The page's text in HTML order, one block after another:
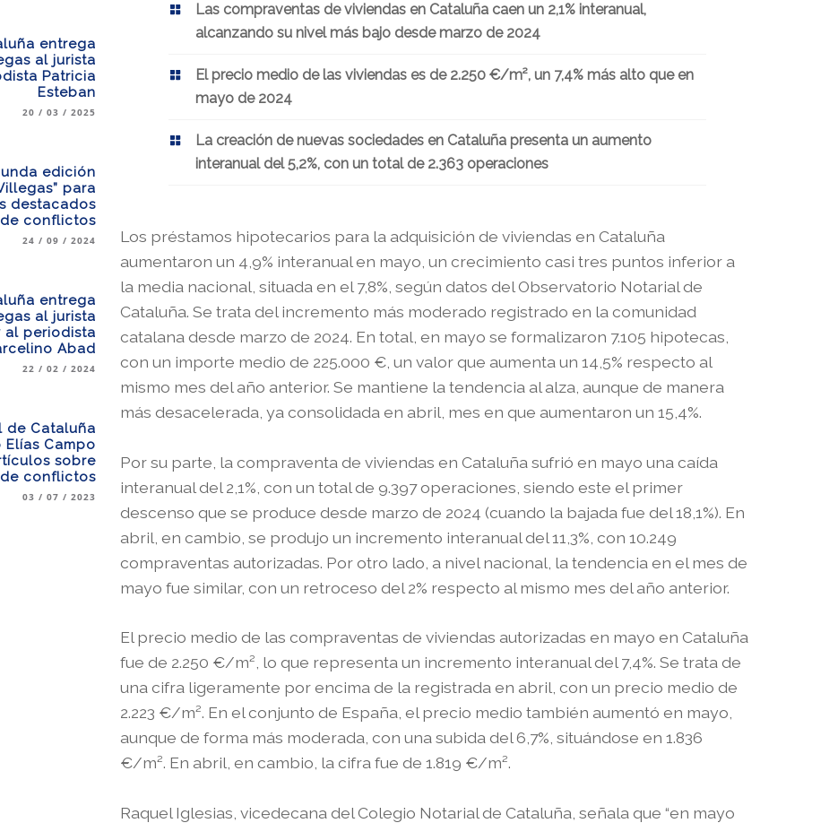
entrega
al jurista
Patricia
Esteban
20 / 03 / 2025
edición
para
destacados
conflictos
24 / 09 / 2024
entrega
al jurista
al periodista
Abad
22 / 02 / 2024
de Cataluña
Campo
sobre
conflictos
03 / 07 / 2023
Las compraventas de viviendas en Cataluña caen un 2,1% interanual,
alcanzando su nivel más bajo desde marzo de 2024
El precio medio de las viviendas es de 2.250 €/m², un 7,4% más alto que en
mayo de 2024
La creación de nuevas sociedades en Cataluña presenta un aumento
interanual del 5,2%, con un total de 2.363 operaciones
Los préstamos hipotecarios para la adquisición de viviendas en Cataluña
aumentaron un 4,9% interanual en mayo, un crecimiento casi tres puntos inferior a
la media nacional, situada en el 7,8%, según datos del Observatorio Notarial de
Cataluña. Se trata del incremento más moderado registrado en la comunidad
catalana desde marzo de 2024. En total, en mayo se formalizaron 7.105 hipotecas,
con un importe medio de 225.000 €, un valor que aumenta un 14,5% respecto al
mismo mes del año anterior. Se mantiene la tendencia al alza, aunque de manera
más desacelerada, ya consolidada en abril, mes en que aumentaron un 15,4%.
Por su parte, la compraventa de viviendas en Cataluña sufrió en mayo una caída
interanual del 2,1%, con un total de 9.397 operaciones, siendo este el primer
descenso que se produce desde marzo de 2024 (cuando la bajada fue del 18,1%). En
abril, en cambio, se produjo un incremento interanual del 11,3%, con 10.249
compraventas autorizadas. Por otro lado, a nivel nacional, la tendencia en el mes de
mayo fue similar, con un retroceso del 2% respecto al mismo mes del año anterior.
El precio medio de las compraventas de viviendas autorizadas en mayo en Cataluña
fue de 2.250 €/m², lo que representa un incremento interanual del 7,4%. Se trata de
una cifra ligeramente por encima de la registrada en abril, con un precio medio de
2.223 €/m². En el conjunto de España, el precio medio también aumentó en mayo,
aunque de forma más moderada, con una subida del 6,7%, situándose en 1.836
€/m². En abril, en cambio, la cifra fue de 1.819 €/m².
Raquel Iglesias, vicedecana del Colegio Notarial de Cataluña, señala que “en mayo